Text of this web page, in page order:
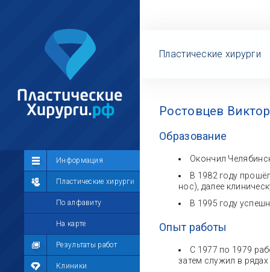
Информация
Пластические хирурги
По алфавиту
На карте
Результаты работ
Клиники
Сообщество
Лента
Участники
Мой профиль
Мои сообщения
Мои фотографии
Пластические хирурги
Ростовцев
Образование
Окончил
В 1982 году
нос), далее
В 1995 году
Опыт работы
С 1977 по 1979
затем служил в